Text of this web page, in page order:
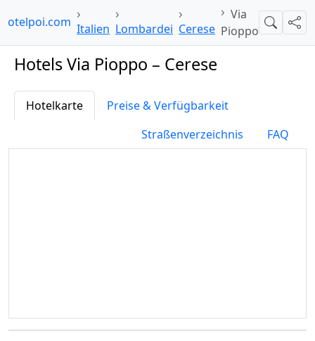
hotelpoi.com Italien Lombardei Cerese
Via
Pioppo
Suche
Hotels Via Pioppo – Cerese
Hotelkarte
Preise & Verfügbarkeit
Straßenverzeichnis
FAQ